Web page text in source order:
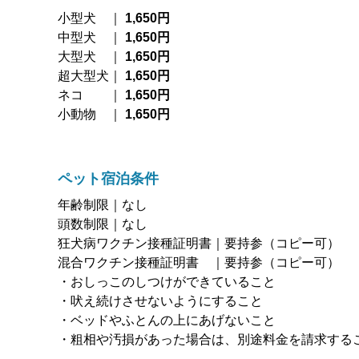
小型犬 ｜ 1,650円
中型犬 ｜ 1,650円
大型犬 ｜ 1,650円
超大型犬｜ 1,650円
ネコ ｜ 1,650円
小動物 ｜ 1,650円
ペット宿泊条件
年齢制限｜なし
頭数制限｜なし
狂犬病ワクチン接種証明書｜要持参（コピー可）
混合ワクチン接種証明書 ｜要持参（コピー可）
・おしっこのしつけができていること
・吠え続けさせないようにすること
・ベッドやふとんの上にあげないこと
・粗相や汚損があった場合は、別途料金を請求する